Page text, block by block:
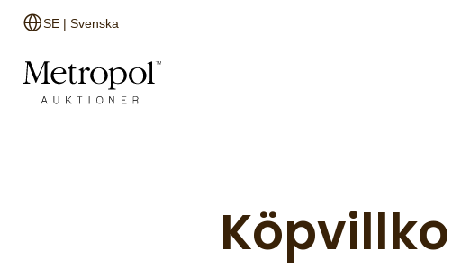
SE | Svenska